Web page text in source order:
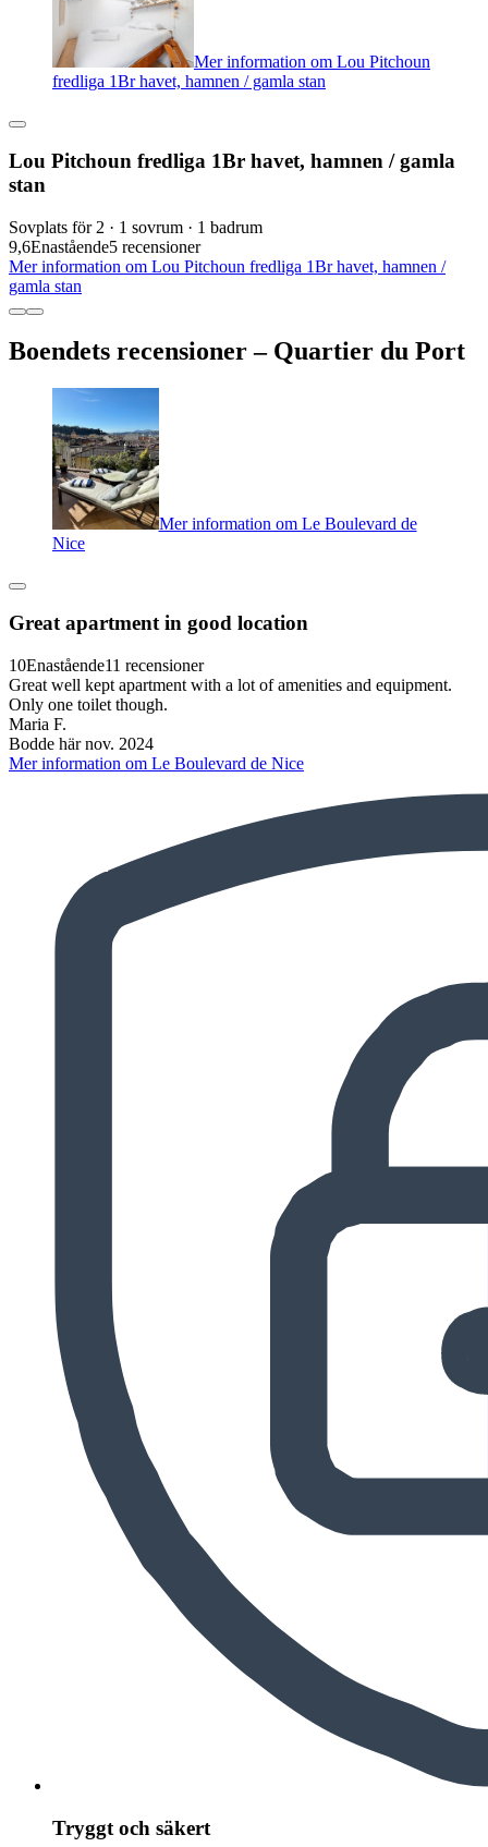
Mer information om Lou Pitchoun
fredliga 1Br havet, hamnen / gamla stan
Lou Pitchoun fredliga 1Br havet, hamnen / gamla
stan
Sovplats för 2 · 1 sovrum · 1 badrum
9,6Enastående5 recensioner
Mer information om Lou Pitchoun fredliga 1Br havet, hamnen /
gamla stan
Boendets recensioner – Quartier du Port
Mer information om Le Boulevard de
Nice
Great apartment in good location
10Enastående11 recensioner
Great well kept apartment with a lot of amenities and equipment.
Only one toilet though.
Maria F.
Bodde här nov. 2024
Mer information om Le Boulevard de Nice
Tryggt och säkert